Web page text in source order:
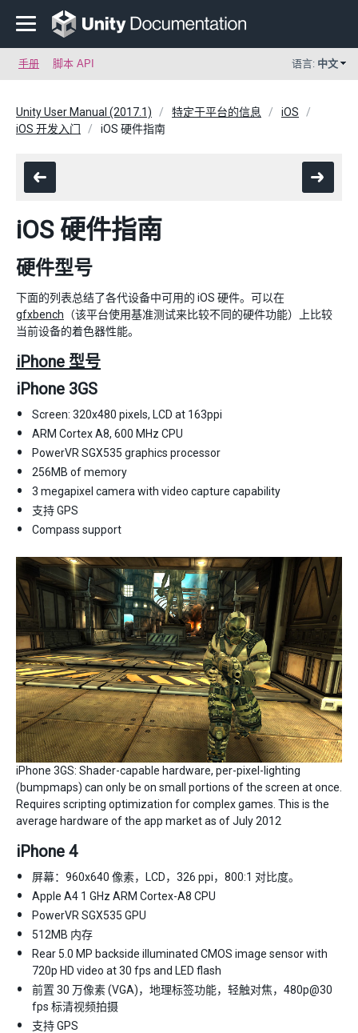
手册 脚本 API 语言: 中文
Unity User Manual (2017.1) 特定于平台的信息
iOS
iOS 开发入门
iOS 硬件指南
iOS 硬件指南
硬件型号
下面的列表总结了各代设备中可用的 iOS 硬件。可以在
gfxbench （该平台使用基准测试来比较不同的硬件功能）上比较
当前设备的着色器性能。
iPhone 型号
iPhone 3GS
Screen: 320x480 pixels, LCD at 163ppi
ARM Cortex A8, 600 MHz CPU
PowerVR SGX535 graphics processor
256MB of memory
3 megapixel camera with video capture capability
支持 GPS
Compass support
iPhone 3GS: Shader-capable hardware, per-pixel-lighting
(bumpmaps) can only be on small portions of the screen at once.
Requires scripting optimization for complex games. This is the
average hardware of the app market as of July 2012
iPhone 4
屏幕：960x640 像素，LCD，326 ppi，800:1 对比度。
Apple A4 1 GHz ARM Cortex-A8 CPU
PowerVR SGX535 GPU
512MB 内存
Rear 5.0 MP backside illuminated CMOS image sensor with
720p HD video at 30 fps and LED flash
前置 30 万像素 (VGA)，地理标签功能，轻触对焦，480p@30
fps 标清视频拍摄
支持 GPS